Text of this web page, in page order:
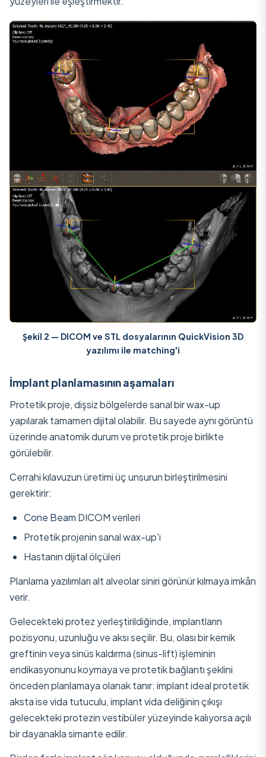
Şekil 2 — DICOM ve STL dosyalarının QuickVision 3D
yazılımı ile matching'i
İmplant planlamasının aşamaları
Protetik proje, dişsiz bölgelerde sanal bir wax-up
yapılarak tamamen dijital olabilir. Bu sayede aynı görüntü
üzerinde anatomik durum ve protetik proje birlikte
görülebilir.
Cerrahi kılavuzun üretimi üç unsurun birleştirilmesini
gerektirir:
Cone Beam DICOM verileri
Protetik projenin sanal wax-up'ı
Hastanın dijital ölçüleri
Planlama yazılımları alt alveolar siniri görünür kılmaya imkân
verir.
Gelecekteki protez yerleştirildiğinde, implantların
pozisyonu, uzunluğu ve aksı seçilir. Bu, olası bir kemik
greftinin veya sinüs kaldırma (sinus-lift) işleminin
endikasyonunu koymaya ve protetik bağlantı şeklini
önceden planlamaya olanak tanır: implant ideal protetik
aksta ise vida tutuculu, implant vida deliğinin çıkışı
gelecekteki protezin vestibüler yüzeyinde kalıyorsa açılı
bir dayanakla simante edilir.